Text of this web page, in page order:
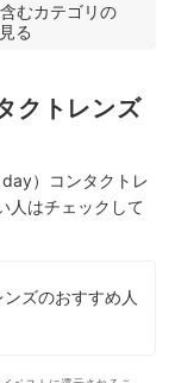
むカテゴリの
る
クトレンズ
）コンタクトレ
人はチェックして
ズのおすすめ人